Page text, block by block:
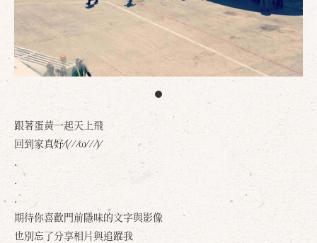
跟著蛋黃一起天上飛
回到家真好⁄(⁄ ⁄ ⁄ω⁄ ⁄ ⁄)⁄
.
.
.
期待你喜歡門前隱味的文字與影像
也別忘了分享相片與追蹤我